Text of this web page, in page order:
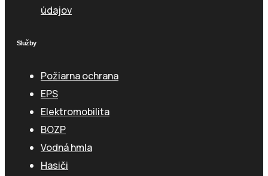
údajov
Služby
Požiarna ochrana
EPS
Elektromobilita
BOZP
Vodná hmla
Hasiči